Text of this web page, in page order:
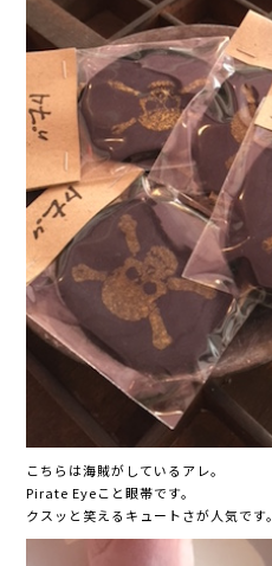
こちらは海賊がしているアレ。
Pirate Eyeこと眼帯です。
クスッと笑えるキュートさが人気です。